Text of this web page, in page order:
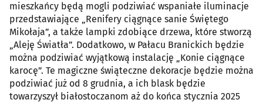
mieszkańcy będą mogli podziwiać wspaniałe iluminacje
przedstawiające „Renifery ciągnące sanie Świętego
Mikołaja”, a także lampki zdobiące drzewa, które stworzą
„Aleję Światła”. Dodatkowo, w Pałacu Branickich będzie
można podziwiać wyjątkową instalację „Konie ciągnące
karocę”. Te magiczne świąteczne dekoracje będzie można
podziwiać już od 8 grudnia, a ich blask będzie
towarzyszył białostoczanom aż do końca stycznia 2025